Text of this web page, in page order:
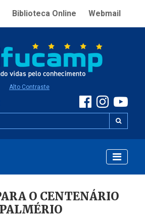
Biblioteca Online Webmail
Alto Contraste
O CENTENÁRIO